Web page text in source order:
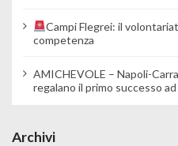
Campi Flegrei: il
competenza
AMICHEVOLE – Napoli-
regalano il primo successo
Archivi